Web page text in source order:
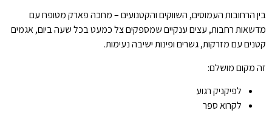
בין הרחובות העמוסים, השווקים והקטנועים – מחכה פארק מטופח עם
מדשאות רחבות, עצים ענקיים שמספקים צל כמעט בכל שעה ביום, אגמים
קטנים עם מזרקות, גשרים ופינות ישיבה נעימות.
זה מקום מושלם:
לפיקניק רגוע
לקרוא ספר